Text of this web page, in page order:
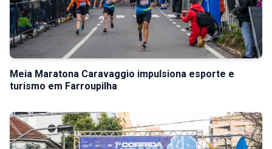
Meia Maratona Caravaggio impulsiona esporte e
turismo em Farroupilha